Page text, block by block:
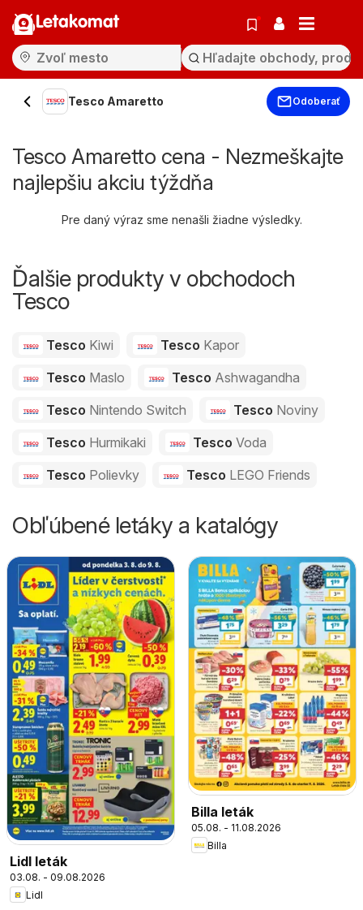
Letakomat
Tesco Amaretto Odoberať
Tesco Amaretto cena - Nezmeškajte
najlepšiu akciu týždňa
Pre daný výraz sme nenašli žiadne výsledky.
Ďalšie produkty v obchodoch
Tesco
Tesco Kiwi Tesco Kapor
Tesco Maslo Tesco Ashwagandha
Tesco Nintendo Switch Tesco Noviny
Tesco Hurmikaki Tesco Voda
Tesco Polievky Tesco LEGO Friends
Obľúbené letáky a katalógy
Lidl leták
03.08. - 09.08.2026
Lidl
Billa leták
05.08. - 11.08.2026
Billa